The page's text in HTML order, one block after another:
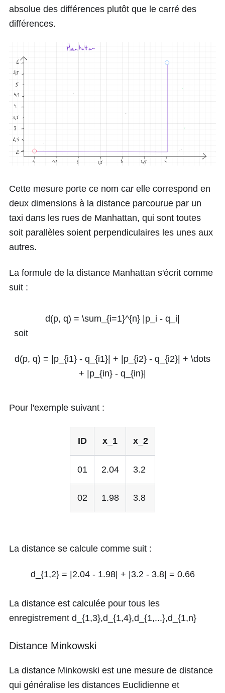
absolue des différences plutôt que le carré des
différences.
Cette mesure porte ce nom car elle correspond en
deux dimensions à la distance parcourue par un
taxi dans les rues de Manhattan, qui sont toutes
soit parallèles soient perpendiculaires les unes aux
autres.
La formule de la distance Manhattan s'écrit comme
suit :
d(p, q) = \sum_{i=1}^{n} |p_i - q_i|
soit
d(p, q) = |p_{i1} - q_{i1}| + |p_{i2} - q_{i2}| + \dots
+ |p_{in} - q_{in}|
Pour l'exemple suivant :
ID x_1 x_2
01 2.04 3.2
02 1.98 3.8
La distance se calcule comme suit :
d_{1,2} = |2.04 - 1.98| + |3.2 - 3.8| = 0.66
La distance est calculée pour tous les
enregistrement d_{1,3},d_{1,4},d_{1,...},d_{1,n}
Distance Minkowski
La distance Minkowski est une mesure de distance
qui généralise les distances Euclidienne et